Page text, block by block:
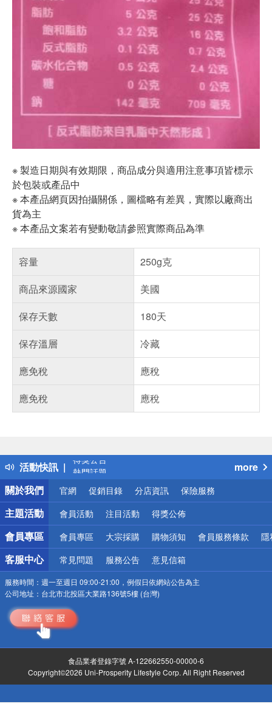
※ 製造日期與有效期限，商品成分與適用注意事項皆標示
於包裝或產品中
※ 本產品網頁因拍攝關係，圖檔略有差異，實際以廠商出
貨為主
※ 本產品文案若有變動敬請參照實際商品為準
容量
250g克
商品來源國家
美國
保存天數
180天
保存溫層
冷藏
應免稅
應稅
應免稅
應稅
活動快訊
得獎公告
熱門話題
銀行優惠
偏遠地區配送
詐騙網頁！請小心！
more
關於我們
官網 促銷目錄 分店資訊 保險服務
主題活動 會員活動 注目活動 得獎公佈
會員專區 會員專區 大宗採購 購物須知 會員服務條款 隱
客服中心 常見問題 服務公告 意見信箱
服務時間： 週一至週日 09:00-21:00，例假日依網站公告為主
公司地址： 台北市北投區大業路136號5樓 (台灣)
食品業者登錄字號 A-122662550-00000-6
Copyright©2026 Uni-Prosperity Lifestyle Corp. All Right Reserved